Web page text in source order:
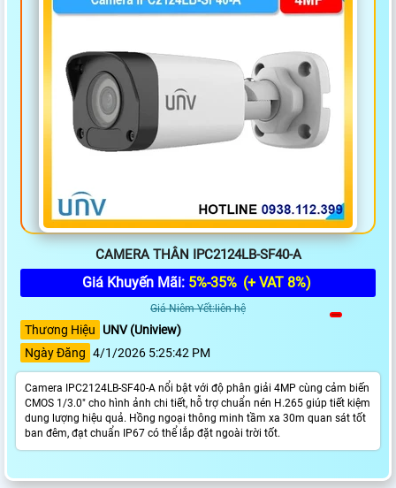
CAMERA THÂN IPC2124LB-SF40-A
Giá Khuyến Mãi: 5%-35% (+ VAT 8%)
Giá Niêm Yết:liên hệ
Thương Hiệu
UNV (Uniview)
Ngày Đăng 4/1/2026 5:25:42 PM
Camera IPC2124LB-SF40-A nổi bật với độ phân giải 4MP cùng cảm biến
CMOS 1/3.0" cho hình ảnh chi tiết, hỗ trợ chuẩn nén H.265 giúp tiết kiệm
dung lượng hiệu quả. Hồng ngoại thông minh tầm xa 30m quan sát tốt
ban đêm, đạt chuẩn IP67 có thể lắp đặt ngoài trời tốt.